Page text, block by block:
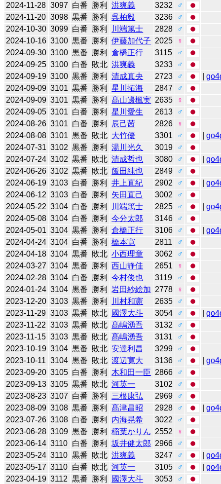
2024-11-28 3097 白番 勝利 洪爽義 3232
♂
2024-11-20 3098 黒番 勝利 呉柏毅 3236
♂
2024-10-30 3099 白番 勝利 川端篤士 2828
♂
2024-10-16 3100 黒番 勝利 伊藤加代子 2025
♀
2024-09-30 3100 黒番 勝利 倉橋正行 3115
♂
2024-09-25 3100 白番 敗北 洪爽義 3233
♂
2024-09-19 3100 黒番 勝利 清成真央 2723 ♂ |
2024-09-09 3101 黒番 勝利 星川拓海 2847
♂
2024-09-09 3101 黒番 勝利 髙山邊楓実 2635
♀
2024-09-05 3101 白番 勝利 星川愛生 2613
♂
2024-08-26 3101 白番 勝利 辰己茜 2826
♀
2024-08-08 3101 黒番 敗北 大竹優 3301 ♂ |
2024-07-31 3102 黒番 勝利 湯川光久 3019
♂
2024-07-24 3102 黒番 敗北 清成哲也 3080 ♂ |
2024-06-26 3102 黒番 敗北 飯田純也 2849
♂
2024-06-19 3103 白番 勝利 井上直紀 2902 ♂ |
2024-06-12 3103 白番 勝利 矢田直己 3002
♂
2024-05-22 3104 白番 勝利 川端篤士 2825 ♂ |
2024-05-08 3104 白番 勝利 今分太郎 3146
♂
2024-05-01 3104 黒番 勝利 倉橋正行 3106 ♂ |
2024-04-24 3104 白番 勝利 橋本寛 2811
♂
2024-04-18 3104 黒番 敗北 小西理章 3062
♂
2024-03-27 3104 黒番 勝利 西山静佳 2651
♀
2024-02-28 3104 白番 勝利 今村俊也 3119
♂
2024-01-24 3104 黒番 勝利 岩田紗絵加 2778
♀
2023-12-20 3103 黒番 勝利 川村和憲 2635
♂
2023-11-29 3103 黒番 敗北 國澤大斗 3054 ♂ |
2023-11-22 3103 黒番 敗北 髙嶋湧吾 3132
♂
2023-11-15 3103 黒番 敗北 髙嶋湧吾 3131
♂
2023-10-19 3104 黒番 敗北 安達利昌 3299
♂
2023-10-11 3104 黒番 敗北 渡辺寛大 3136 ♂ |
2023-09-20 3105 白番 勝利 木和田一臣 2866
♂
2023-09-13 3105 黒番 敗北 河英一 3102
♂
2023-08-23 3107 白番 勝利 三根康弘 2969
♂
2023-08-09 3108 黒番 勝利 髙津昌昭 2928 ♂ |
2023-07-26 3108 白番 勝利 内海晃希 3022
♂
2023-06-28 3109 黒番 勝利 稲葉かりん 2552
♀
2023-06-14 3110 白番 勝利 坂井健太郎 2966
♂
2023-05-24 3110 黒番 敗北 洪爽義 3247 ♂ |
2023-05-17 3110 白番 敗北 河英一 3105 ♂ |
2023-04-19 3112 黒番 勝利 國澤大斗 3053 ♂